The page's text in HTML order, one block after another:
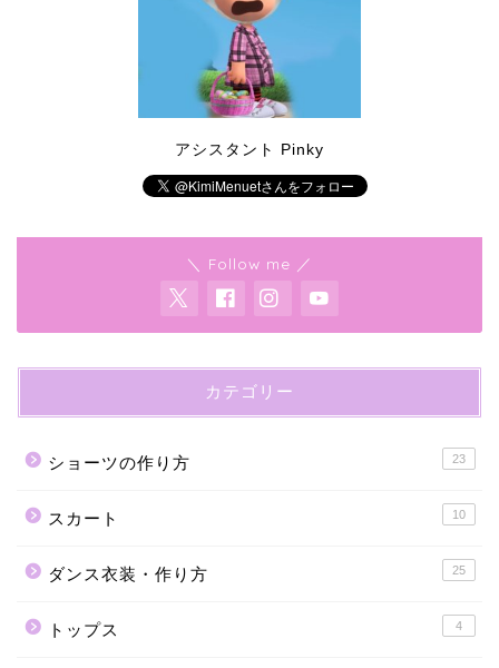
アシスタント Pinky
＼ Follow me ／
カテゴリー
ショーツの作り方 23
スカート 10
ダンス衣装・作り方 25
トップス 4